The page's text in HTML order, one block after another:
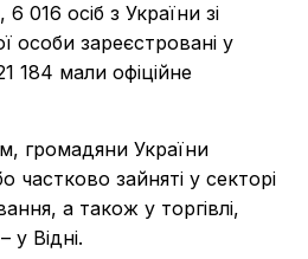
016 осіб з України зі
особи зареєстровані у
184 мали офіційне
громадяни України
частково зайняті у секторі
а також у торгівлі,
у Відні.